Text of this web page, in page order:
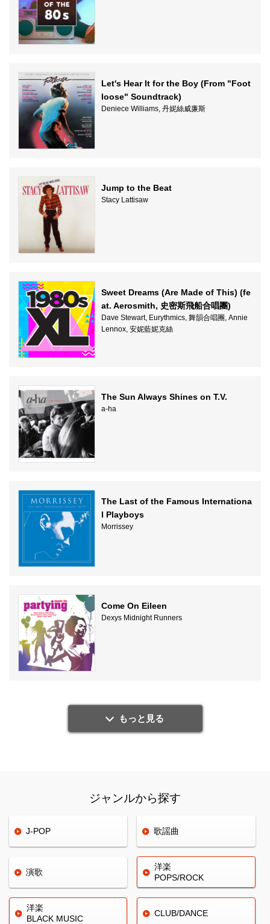
もっと見る
Let's Hear It for the Boy (From "Foot
loose" Soundtrack)
Deniece Williams, 丹妮絲威廉斯
Jump to the Beat
Stacy Lattisaw
Sweet Dreams (Are Made of This) (fe
at. Aerosmith, 史密斯飛船合唱團)
Dave Stewart, Eurythmics, 舞韻合唱團, Annie
Lennox, 安妮藍妮克絲
The Sun Always Shines on T.V.
a-ha
The Last of the Famous Internationa
l Playboys
Morrissey
Come On Eileen
Dexys Midnight Runners
ジャンルから探す
J-POP 歌謡曲
演歌
洋楽
POPS/ROCK
洋楽
BLACK MUSIC
CLUB/DANCE